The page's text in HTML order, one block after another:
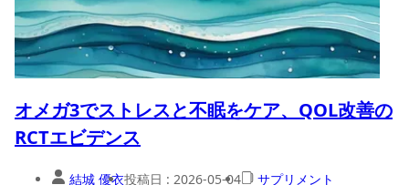
オメガ3でストレスと不眠をケア、QOL改善の
RCTエビデンス
結城 優衣投稿日 : 2026-05-04 サプリメント